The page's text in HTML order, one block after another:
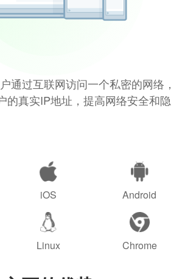
通过互联网访问一个私密的网络，
的真实IP地址，提高网络安全和隐
iOS Android
Linux Chrome